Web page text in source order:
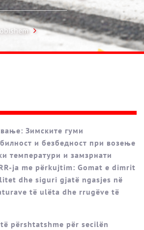
Зимските гуми
и безбедност при возење
температури и замзрнати
ja me përkujtim: Gomat e dimrit
dhe siguri gjatë ngasjes në
të ulëta dhe rrugëve të
përshtatshme për secilën